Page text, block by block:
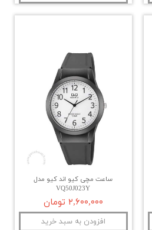
ساعت مچی کیو اند کیو مدل
VQ50J023Y
۲,۶۰۰,۰۰۰ تومان
افزودن به سبد خرید